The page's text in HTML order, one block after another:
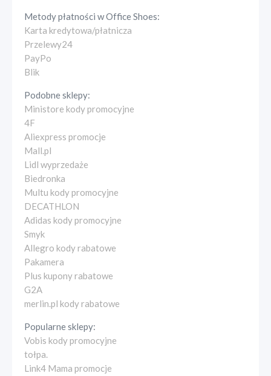
Metody płatności wOffice Shoes:
Karta kredytowa/płatnicza
Przelewy24
PayPo
Blik
Podobne sklepy:
Ministore kody promocyjne
4F
Aliexpress promocje
Mall.pl
Lidl wyprzedaże
Biedronka
Multu kody promocyjne
DECATHLON
Adidas kody promocyjne
Smyk
Allegro kody rabatowe
Pakamera
Plus kupony rabatowe
G2A
merlin.pl kody rabatowe
Popularne sklepy:
Vobis kody promocyjne
tołpa.
Link4 Mama promocje